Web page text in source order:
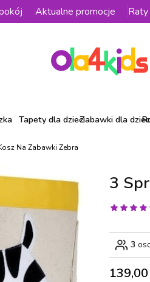
Aktualne promocje
Tapety dla dzieciZabawki dla
Na Zabawki Zebra
3
3
Cena
139,00